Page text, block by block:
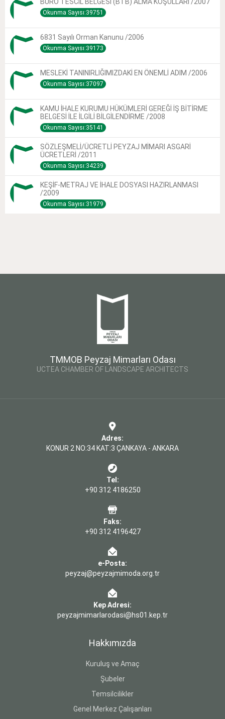
Okunma Sayısı:39751
6831 Sayılı Orman Kanunu /2006
Okunma Sayısı:39173
MESLEKİ TANINIRLIĞIMIZDAKİ EN ÖNEMLİ ADIM /2006
Okunma Sayısı:37097
KAMU İHALE KURUMU HÜKÜMLERİ GEREĞİ İŞ BİTİRME
BELGESİ İLE İLGİLİ BİLGİLENDİRME /2008
Okunma Sayısı:35141
SÖZLEŞMELİ/ÜCRETLİ PEYZAJ MİMARI ASGARİ
ÜCRETLERİ /2011
Okunma Sayısı:34239
KEŞİF-METRAJ VE İHALE DOSYASI HAZIRLANMASI
/2009
Okunma Sayısı:31979
TMMOB Peyzaj Mimarları Odası
UCTEA CHAMBER OF LANDSCAPE ARCHITECTS
Adres:
KONUR 2 NO:34 KAT:3 ÇANKAYA - ANKARA
Tel:
+90 312 4186250
Faks:
+90 312 4196427
e-Posta:
peyzaj@peyzajmimoda.org.tr
Kep Adresi:
peyzajmimarlarodasi@hs01.kep.tr
Hakkımızda
Kuruluş ve Amaç
Şubeler
Temsilcilikler
Genel Merkez Çalışanları